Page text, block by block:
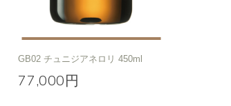
GB02 チュニジアネロリ 450ml
77,000円